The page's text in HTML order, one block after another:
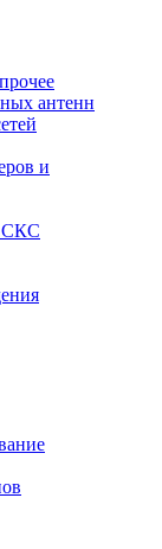
антенн
и
СКС